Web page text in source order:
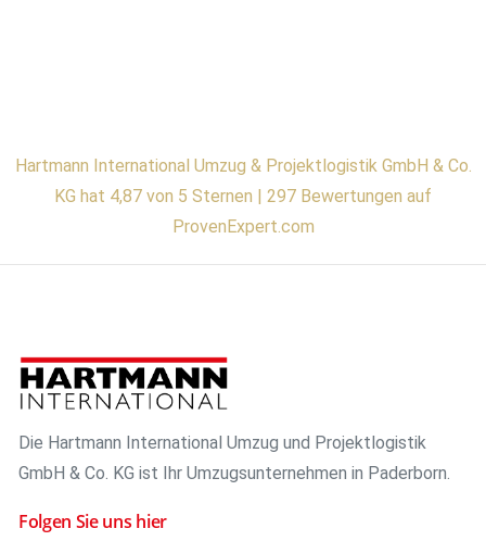
Hartmann International Umzug & Projektlogistik GmbH & Co.
KG hat 4,87 von 5 Sternen | 297 Bewertungen auf
ProvenExpert.com
Die Hartmann International Umzug und Projektlogistik
GmbH & Co. KG ist Ihr Umzugsunternehmen in Paderborn.
Folgen Sie uns hier